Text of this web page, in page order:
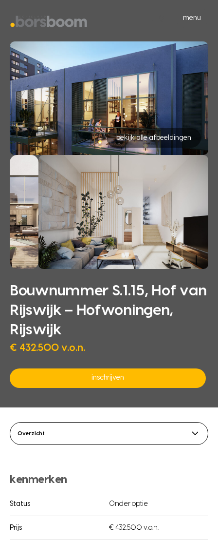
menu
bekijk alle afbeeldingen
Bouwnummer S.1.15, Hof van
Rijswijk – Hofwoningen,
Rijswijk
€ 432.500 v.o.n.
inschrijven
Overzicht
kenmerken
Status Onder optie
Prijs € 432.500 v.o.n.